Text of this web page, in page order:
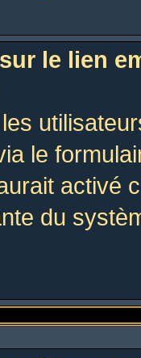
le lien
le
activé
du